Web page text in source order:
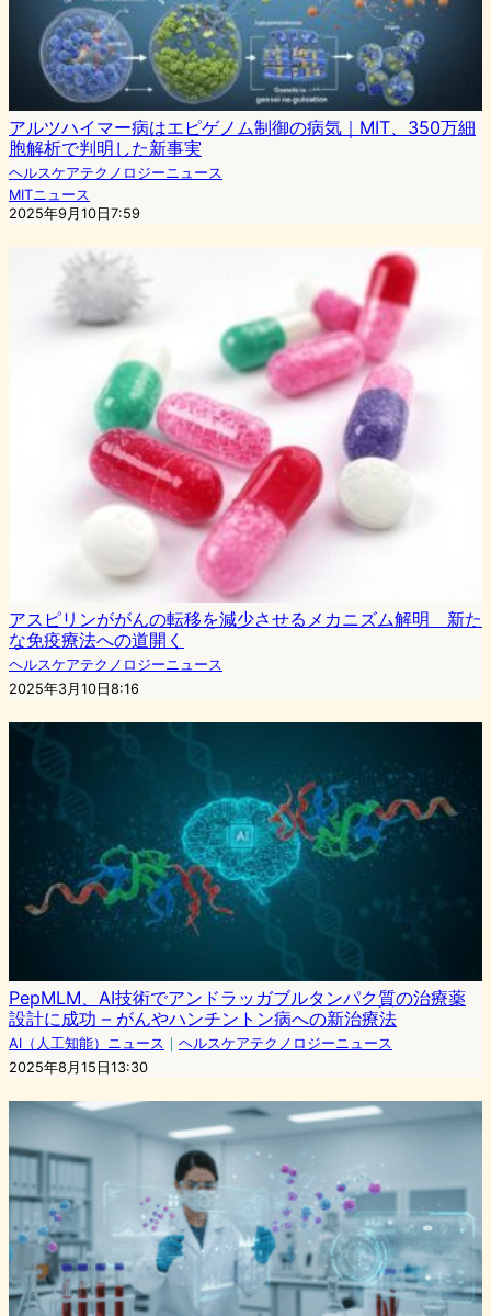
アルツハイマー病はエピゲノム制御の病気｜MIT、350万細
胞解析で判明した新事実
ヘルスケアテクノロジーニュース
MITニュース
2025年9月10日7:59
アスピリンががんの転移を減少させるメカニズム解明 新た
な免疫療法への道開く
ヘルスケアテクノロジーニュース
2025年3月10日8:16
PepMLM、AI技術でアンドラッガブルタンパク質の治療薬
設計に成功 – がんやハンチントン病への新治療法
AI（人工知能）ニュース ｜ ヘルスケアテクノロジーニュース
2025年8月15日13:30